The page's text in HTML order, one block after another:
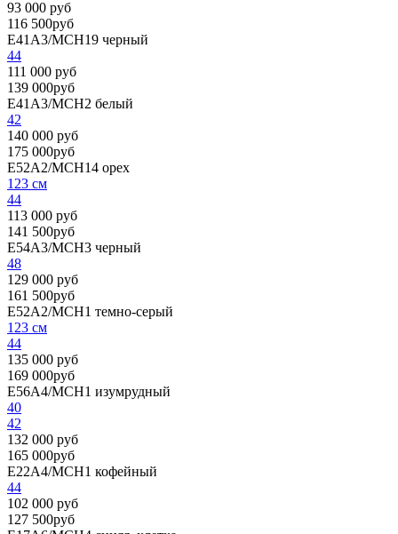
93 000 руб
116 500руб
E41A3/MCH19 черный
44
111 000 руб
139 000руб
E41A3/MCH2 белый
42
140 000 руб
175 000руб
E52A2/MCH14 орех
123 см
44
113 000 руб
141 500руб
E54A3/MCH3 черный
48
129 000 руб
161 500руб
E52A2/MCH1 темно-серый
123 см
44
135 000 руб
169 000руб
E56A4/MCH1 изумрудный
40
42
132 000 руб
165 000руб
E22A4/MCH1 кофейный
44
102 000 руб
127 500руб